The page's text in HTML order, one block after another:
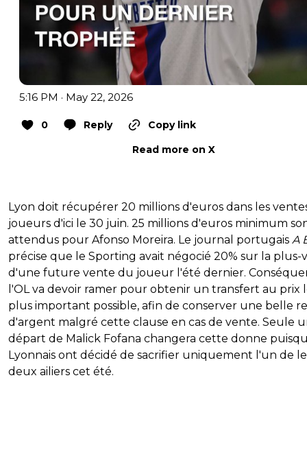
5:16 PM · May 22, 2026
0 Reply
Copy link
Read more on X
Lyon doit récupérer 20 millions d'euros dans les
joueurs d'ici le 30 juin. 25 millions d'euros minimum
attendus pour Afonso Moreira. Le journal portugais A
précise que le Sporting avait négocié 20% sur la plus-
d'une future vente du joueur l'été dernier.
l'OL va devoir ramer pour obtenir un transfert au prix
plus important possible, afin de conserver une belle
d'argent malgré cette clause en cas de vente. Seule
départ de Malick Fofana changera cette donne
Lyonnais ont décidé de sacrifier uniquement l'un de
deux ailiers cet été.